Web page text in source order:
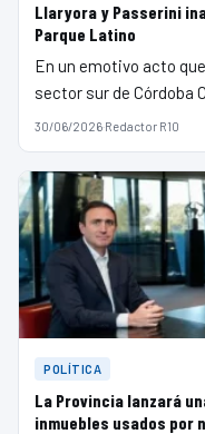
Llaryora y Passerini
Parque Latino
En un emotivo acto
sector sur de Córdoba
30/06/2026·Redactor R10
POLÍTICA
La Provincia lanzará
inmuebles usados por